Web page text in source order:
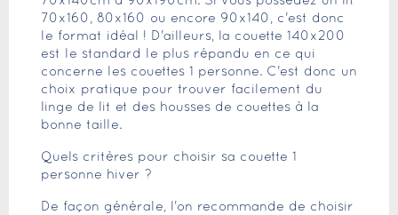
70x160, 80x160 ou encore 90x140, c'est donc
le format idéal ! D'ailleurs, la couette 140x200
est le standard le plus répandu en ce qui
concerne les couettes 1 personne. C'est donc un
choix pratique pour trouver facilement du
linge de lit et des housses de couettes à la
bonne taille.
Quels critères pour choisir sa couette 1
personne hiver ?
De façon générale, l'on recommande de choisir